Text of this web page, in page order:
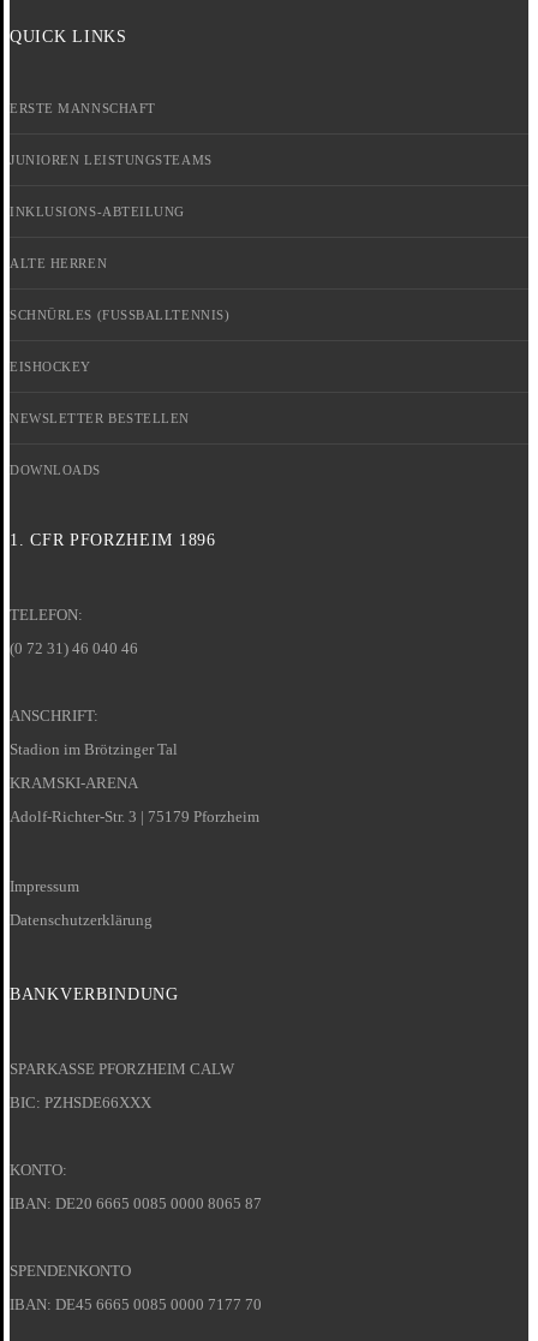
QUICK LINKS
ERSTE MANNSCHAFT
JUNIOREN LEISTUNGSTEAMS
INKLUSIONS-ABTEILUNG
ALTE HERREN
SCHNÜRLES (FUSSBALLTENNIS)
EISHOCKEY
NEWSLETTER BESTELLEN
DOWNLOADS
1. CFR PFORZHEIM 1896
TELEFON:
(0 72 31) 46 040 46
ANSCHRIFT:
Stadion im Brötzinger Tal
KRAMSKI-ARENA
Adolf-Richter-Str. 3 | 75179 Pforzheim
Impressum
Datenschutzerklärung
BANKVERBINDUNG
SPARKASSE PFORZHEIM CALW
BIC: PZHSDE66XXX
KONTO:
IBAN: DE20 6665 0085 0000 8065 87
SPENDENKONTO
IBAN: DE45 6665 0085 0000 7177 70